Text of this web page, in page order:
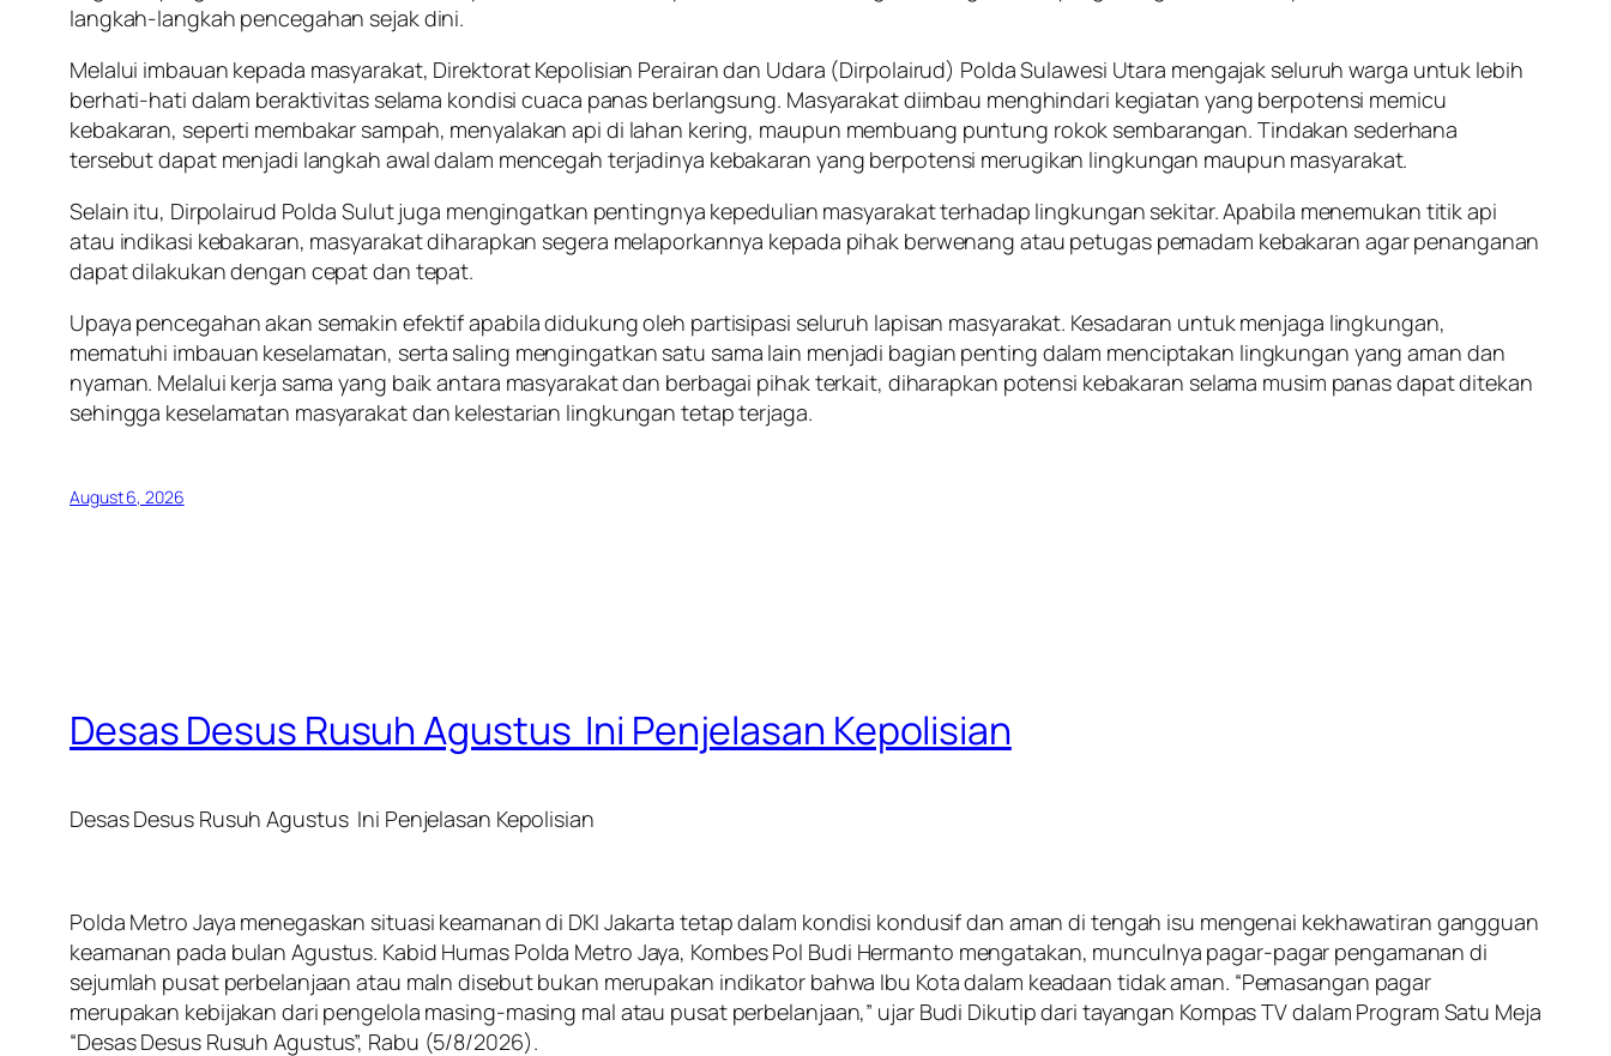
langkah-langkah pencegahan sejak dini.
Melalui imbauan kepada masyarakat, Direktorat Kepolisian Perairan dan Udara (Dirpolairud) Polda Sulawesi Utara mengajak seluruh warga untuk lebih
berhati-hati dalam beraktivitas selama kondisi cuaca panas berlangsung. Masyarakat diimbau menghindari kegiatan yang berpotensi memicu
kebakaran, seperti membakar sampah, menyalakan api di lahan kering, maupun membuang puntung rokok sembarangan. Tindakan sederhana
tersebut dapat menjadi langkah awal dalam mencegah terjadinya kebakaran yang berpotensi merugikan lingkungan maupun masyarakat.
Selain itu, Dirpolairud Polda Sulut juga mengingatkan pentingnya kepedulian masyarakat terhadap lingkungan sekitar. Apabila menemukan titik api
atau indikasi kebakaran, masyarakat diharapkan segera melaporkannya kepada pihak berwenang atau petugas pemadam kebakaran agar penanganan
dapat dilakukan dengan cepat dan tepat.
Upaya pencegahan akan semakin efektif apabila didukung oleh partisipasi seluruh lapisan masyarakat. Kesadaran untuk menjaga lingkungan,
mematuhi imbauan keselamatan, serta saling mengingatkan satu sama lain menjadi bagian penting dalam menciptakan lingkungan yang aman dan
nyaman. Melalui kerja sama yang baik antara masyarakat dan berbagai pihak terkait, diharapkan potensi kebakaran selama musim panas dapat ditekan
sehingga keselamatan masyarakat dan kelestarian lingkungan tetap terjaga.
August 6, 2026
Desas Desus Rusuh Agustus Ini Penjelasan Kepolisian
Desas Desus Rusuh Agustus Ini Penjelasan Kepolisian
Polda Metro Jaya menegaskan situasi keamanan di DKI Jakarta tetap dalam kondisi kondusif dan aman di tengah isu mengenai kekhawatiran gangguan
keamanan pada bulan Agustus. Kabid Humas Polda Metro Jaya, Kombes Pol Budi Hermanto mengatakan, munculnya pagar-pagar pengamanan di
sejumlah pusat perbelanjaan atau maln disebut bukan merupakan indikator bahwa Ibu Kota dalam keadaan tidak aman. “Pemasangan pagar
merupakan kebijakan dari pengelola masing-masing mal atau pusat perbelanjaan,” ujar Budi Dikutip dari tayangan Kompas TV dalam Program Satu Meja
“Desas Desus Rusuh Agustus”, Rabu (5/8/2026).